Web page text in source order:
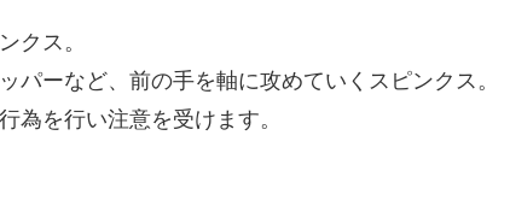
クス。
パーなど、前の手を軸に攻めていくスピンクス。
為を行い注意を受けます。